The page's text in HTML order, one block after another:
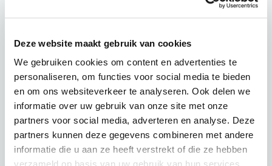
Deze website maakt gebruik van cookies
We gebruiken cookies om content en advertenties te
personaliseren, om functies voor social media te bieden
en om ons websiteverkeer te analyseren. Ook delen we
informatie over uw gebruik van onze site met onze
partners voor social media, adverteren en analyse. Deze
partners kunnen deze gegevens combineren met andere
informatie die u aan ze heeft verstrekt of die ze hebben
Lening op afbetaling bij Lease-mijn-fiets.be